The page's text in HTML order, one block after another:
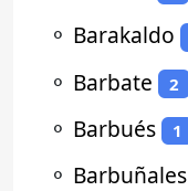
⚬ Barakaldo
⚬ Barbate 2
⚬ Barbués 1
⚬ Barbuñales